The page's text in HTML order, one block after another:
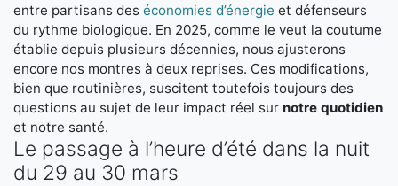
entre partisans des économies d’énergie et défenseurs
du rythme biologique. En 2025, comme le veut la coutume
établie depuis plusieurs décennies, nous ajusterons
encore nos montres à deux reprises. Ces modifications,
bien que routinières, suscitent toutefois toujours des
questions au sujet de leur impact réel sur notre quotidien
et notre santé.
Le passage à l’heure d’été dans la nuit
du 29 au 30 mars